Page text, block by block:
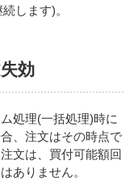
します)。
効
処理(一括処理)時に
、注文はその時点で
文は、買付可能額回
ありません。